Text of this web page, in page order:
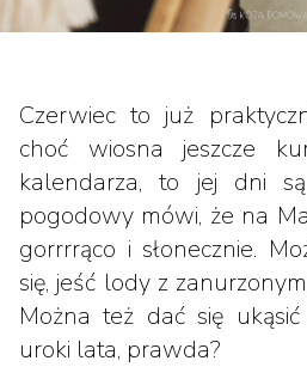
Czerwiec to już
choć wiosna jeszcze
kalendarza, to jej dni
pogodowy mówi, że na
gorrrrąco i słonecznie.
się, jeść lody z
Można też dać się
uroki lata, prawda?